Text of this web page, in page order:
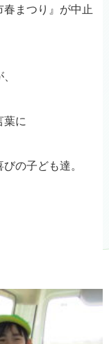
まつり』が中止
葉に
の子ども達。